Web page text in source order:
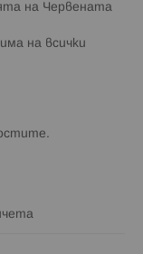
на Червената
на всички